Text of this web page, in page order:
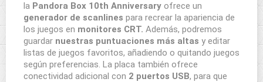
la Pandora Box 10th Anniversary ofrece un
generador de scanlines para recrear la apariencia de
los juegos en monitores CRT. Además, podremos
guardar nuestras puntuaciones más altas y editar
listas de juegos favoritos, añadiendo o quitando juegos
según preferencias. La placa también ofrece
conectividad adicional con 2 puertos USB, para que